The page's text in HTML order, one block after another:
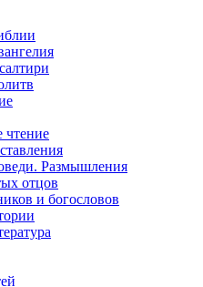
чтение
Размышления
отцов
и богословов